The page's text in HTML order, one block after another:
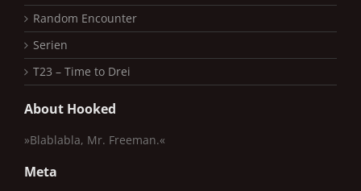
Random Encounter
Serien
T23 – Time to Drei
About Hooked
»Blablabla, Mr. Freeman.«
Meta